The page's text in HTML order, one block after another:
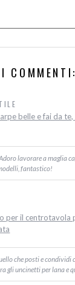
COMMENTI:
belle e fai da te,
lavorare a maglia
fantastico!
per il centrotavola
che posti e condividi
gli uncinetti per lana e